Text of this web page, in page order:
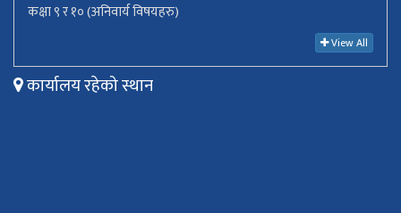
कक्षा ९ र १० (अनिवार्य विषयहरु)
View All
कार्यालय रहेको स्थान